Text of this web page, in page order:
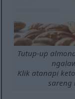
Tutup-up
Klik atanapi
sareng